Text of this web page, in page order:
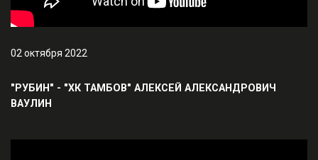
02 октября 2022
"РУБИН" - "ХК ТАМБОВ" АЛЕКСЕЙ АЛЕКСАНДРОВИЧ
ВАУЛИН